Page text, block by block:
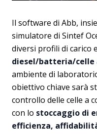
Il software di Abb,
simulatore di Sintef
diversi profili di carico e
diesel/batteria/celle
ambiente di
obiettivo chiave sarà
controllo delle celle a
con lo stoccaggio di
efficienza,